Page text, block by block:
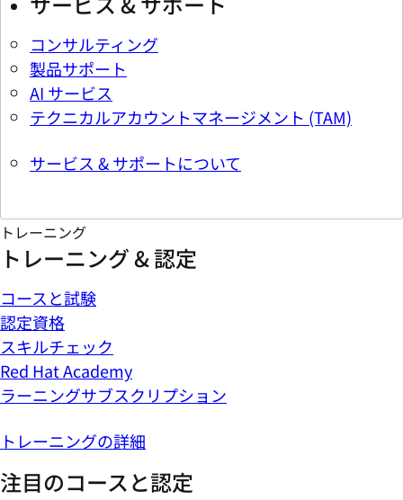
コンサルティング
製品サポート
AI サービス
テクニカルアカウントマネージメント (TAM)
サービス & サポートについて
トレーニング
トレーニング & 認定
コースと試験
認定資格
スキルチェック
Red Hat Academy
ラーニングサブスクリプション
トレーニングの詳細
注目のコースと認定